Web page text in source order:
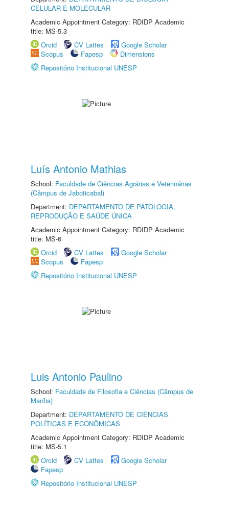
CELULAR E MOLECULAR
Academic Appointment Category: RDIDP Academic
title: MS-5.3
Orcid
CV Lattes
Google Scholar
Scopus
Fapesp
Dimensions
Repositório Institucional UNESP
Luís Antonio Mathias
School: Faculdade de Ciências Agrárias e Veterinárias
(Câmpus de Jaboticabal)
Department: DEPARTAMENTO DE PATOLOGIA,
REPRODUÇÃO E SAÚDE ÚNICA
Academic Appointment Category: RDIDP Academic
title: MS-6
Orcid
CV Lattes
Google Scholar
Scopus
Fapesp
Repositório Institucional UNESP
Luis Antonio Paulino
School: Faculdade de Filosofia e Ciências (Câmpus de
Marília)
Department: DEPARTAMENTO DE CIÊNCIAS
POLÍTICAS E ECONÔMICAS
Academic Appointment Category: RDIDP Academic
title: MS-5.1
Orcid
CV Lattes
Google Scholar
Fapesp
Repositório Institucional UNESP